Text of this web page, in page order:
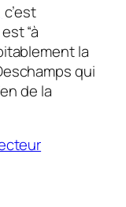
c’est
est“à
la
qui
de la